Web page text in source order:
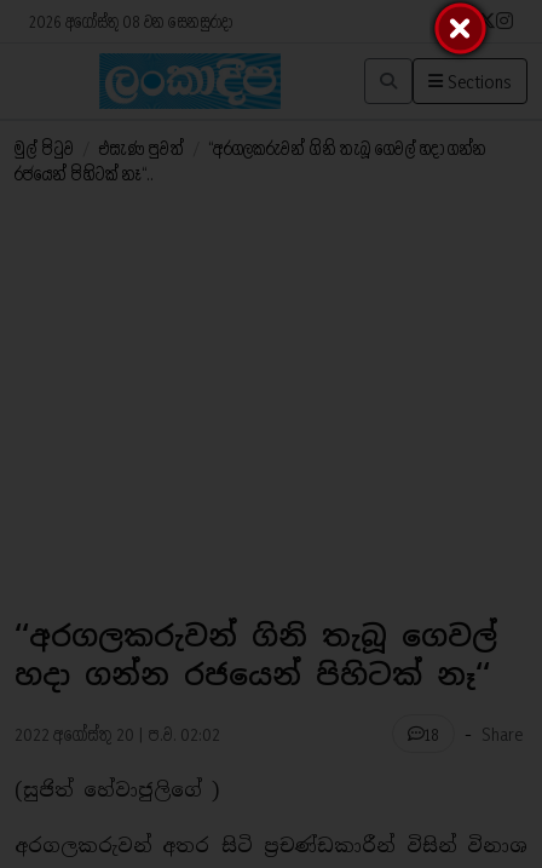
2026 අගෝස්තු 08 වන සෙනසුරාදා
Sections
මුල් පිටුව එසැණ පුවත්
‘‘අරගලකරුවන් ගිනි තැබූ ගෙවල් හදා ගන්න
රජයෙන් පිහිටක් නෑ‘‘..
‘‘අරගලකරුවන් ගිනි තැබූ ගෙවල්
හදා ගන්න රජයෙන් පිහිටක් නෑ‘‘
2022 අගෝස්තු 20 | ප.ව. 02:02 18 - Share
(සුජිත් හේවාජුලිගේ )
අරගලකරුවන් අතර සිටි ප්‍රචණ්ඩකාරීන් විසින් විනාශ